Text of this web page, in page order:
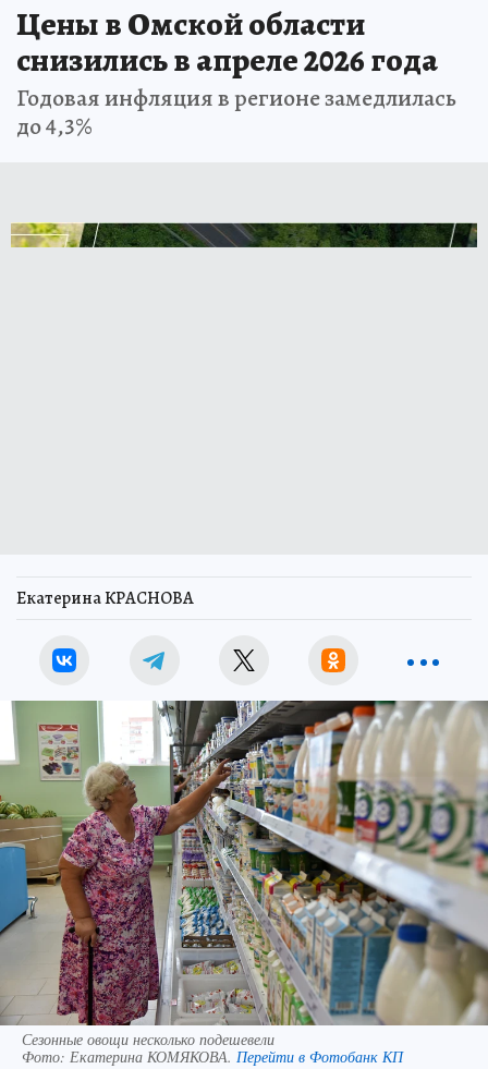
Цены в Омской области
снизились в апреле 2026 года
Годовая инфляция в регионе замедлилась
до 4,3%
Екатерина КРАСНОВА
Сезонные овощи несколько подешевели
Фото: Екатерина КОМЯКОВА. Перейти в Фотобанк КП